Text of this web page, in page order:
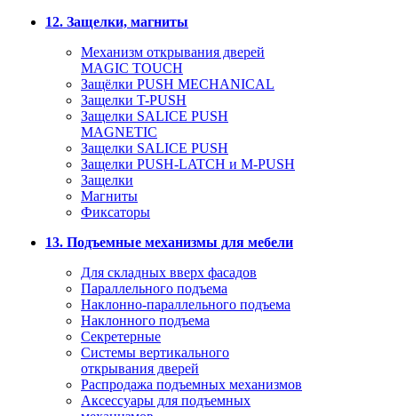
12. Защелки, магниты
Механизм открывания дверей
MAGIC TOUCH
Защёлки PUSH MECHANICAL
Защелки T-PUSH
Защелки SALICE PUSH
MAGNETIC
Защелки SALICE PUSH
Защелки PUSH-LATCH и M-PUSH
Защелки
Магниты
Фиксаторы
13. Подъемные механизмы для мебели
Для складных вверх фасадов
Параллельного подъема
Наклонно-параллельного подъема
Наклонного подъема
Секретерные
Системы вертикального
открывания дверей
Распродажа подъемных механизмов
Аксессуары для подъемных